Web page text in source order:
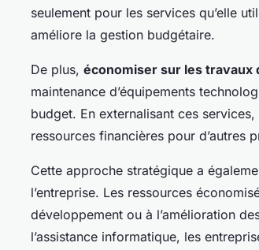
seulement pour les services qu’elle
améliore la gestion budgétaire.
De plus, économiser sur les travaux
maintenance d’équipements
budget. En externalisant ces
ressources financières pour d’autres
Cette approche stratégique a
l’entreprise. Les ressources
développement ou à l’amélioration
l’assistance informatique, les